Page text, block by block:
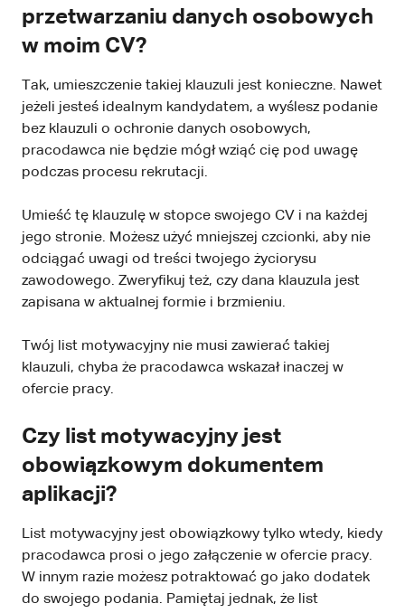
przetwarzaniu danych osobowych
w moim CV?
Tak, umieszczenie takiej klauzuli jest konieczne. Nawet
jeżeli jesteś idealnym kandydatem, a wyślesz podanie
bez klauzuli o ochronie danych osobowych,
pracodawca nie będzie mógł wziąć cię pod uwagę
podczas procesu rekrutacji.
Umieść tę klauzulę w stopce swojego CV i na każdej
jego stronie. Możesz użyć mniejszej czcionki, aby nie
odciągać uwagi od treści twojego życiorysu
zawodowego. Zweryfikuj też, czy dana klauzula jest
zapisana w aktualnej formie i brzmieniu.
Twój list motywacyjny nie musi zawierać takiej
klauzuli, chyba że pracodawca wskazał inaczej w
ofercie pracy.
Czy list motywacyjny jest
obowiązkowym dokumentem
aplikacji?
List motywacyjny jest obowiązkowy tylko wtedy, kiedy
pracodawca prosi o jego załączenie w ofercie pracy.
W innym razie możesz potraktować go jako dodatek
do swojego podania. Pamiętaj jednak, że list